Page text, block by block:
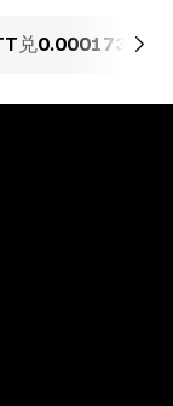
兑0.00017339